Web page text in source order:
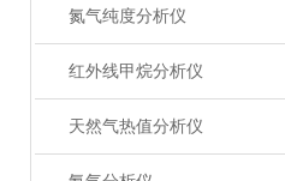
氮气纯度分析仪
红外线甲烷分析仪
天然气热值分析仪